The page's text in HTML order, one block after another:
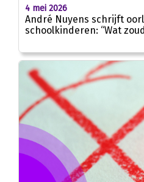
4 mei 2026
André Nuyens schrijft
schoolkinderen: “Wat